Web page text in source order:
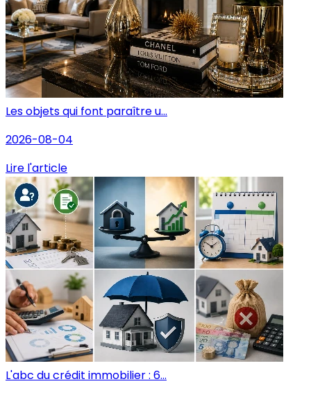
Les objets qui font paraître u...
2026-08-04
Lire l'article
L'abc du crédit immobilier : 6...